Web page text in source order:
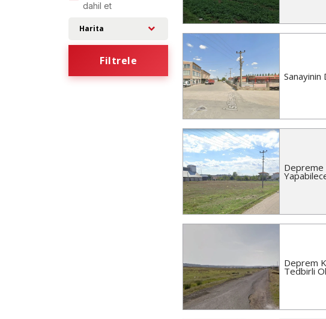
dahil et
Harita
Filtrele
Sanayinin
Depreme
Deprem
Tedbirli